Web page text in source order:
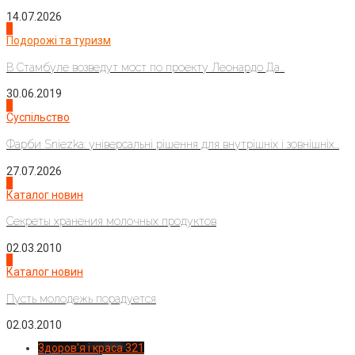
14.07.2026
Подорожі та туризм
В Стамбуле возведут мост по проекту Леонардо Да...
30.06.2019
Суспільство
Фарби Sniezka: універсальні рішення для внутрішніх і зовнішніх...
27.07.2026
Каталог новин
Секреты хранения молочных продуктов
02.03.2010
Каталог новин
Пусть молодежь порадуется
02.03.2010
Здоров'я і краса 321